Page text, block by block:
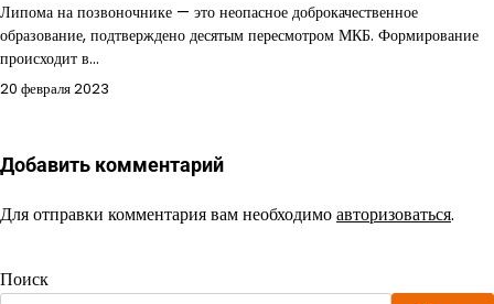
Липома на позвоночнике — это неопасное доброкачественное
образование, подтверждено десятым пересмотром МКБ. Формирование
происходит в…
20 февраля 2023
Добавить комментарий
Для отправки комментария вам необходимоавторизоваться.
Поиск